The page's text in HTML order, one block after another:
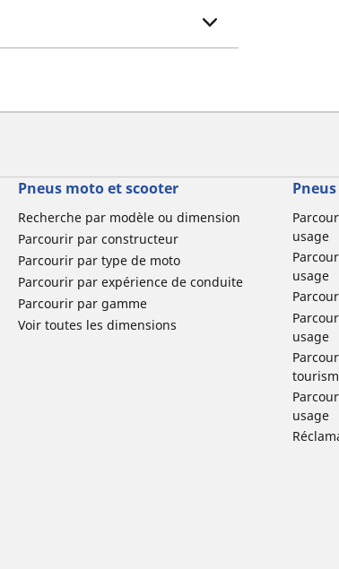
Pneus moto et scooter
Recherche par modèle ou dimension
Parcourir par constructeur
Parcourir par type de moto
Parcourir par expérience de conduite
Parcourir par gamme
Voir toutes les dimensions
usage
usage
usage
usage